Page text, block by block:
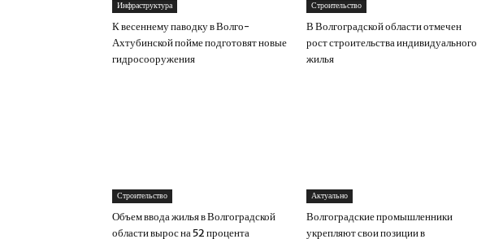
Инфраструктура
К весеннему паводку в Волго-
Ахтубинской пойме подготовят новые
гидросооружения
Строительство
В Волгоградской области отмечен
рост строительства индивидуального
жилья
Строительство
Объем ввода жилья в Волгоградской
области вырос на 52 процента
Актуально
Волгоградские промышленники
укрепляют свои позиции в